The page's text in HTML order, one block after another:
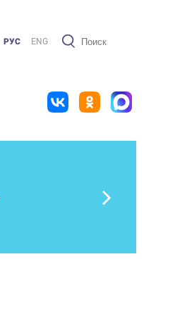
РУС ENG